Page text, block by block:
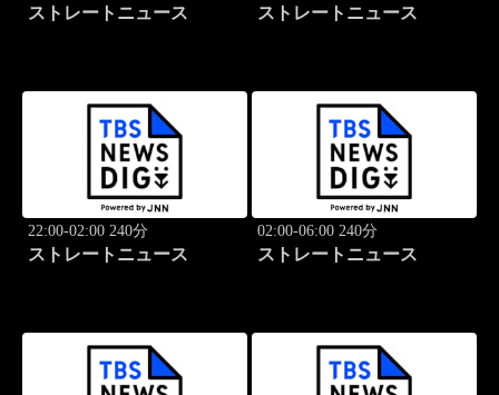
ストレートニュース ストレートニュース
22:00-02:00 240分
ストレートニュース
02:00-06:00 240分
ストレートニュース